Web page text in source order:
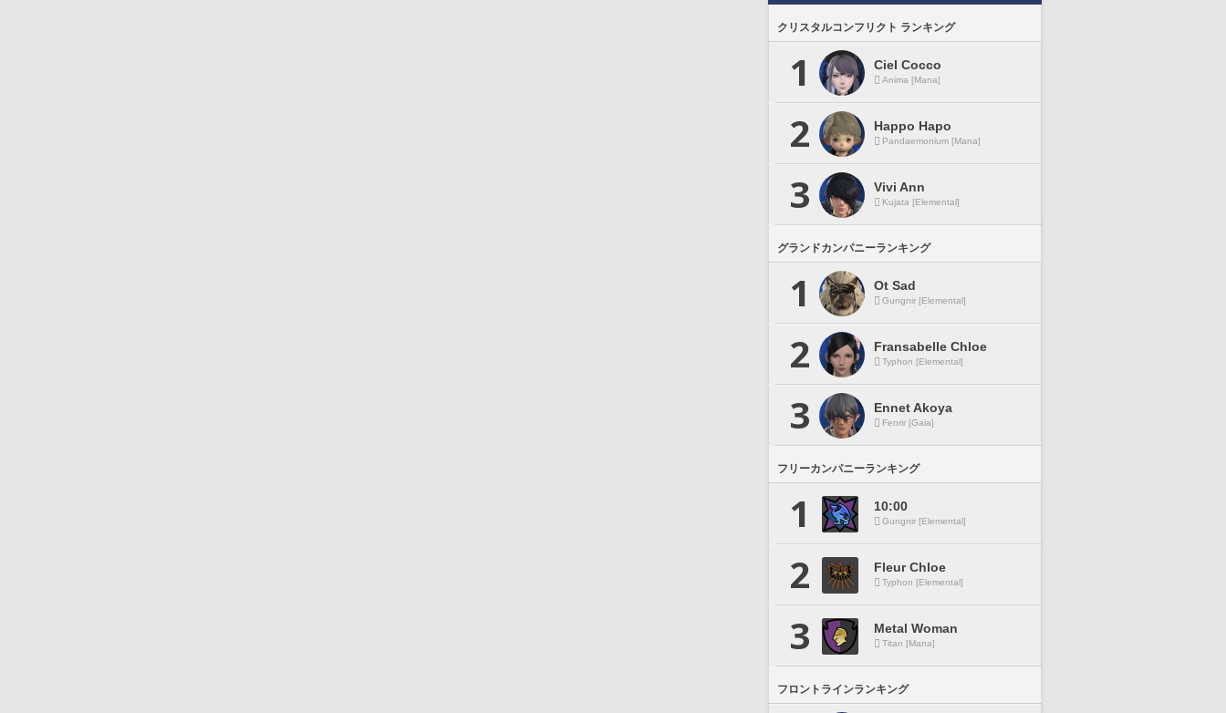
クリスタルコンフリクト ランキング
1 Ciel Cocco
Anima [Mana]
2 Happo Hapo
Pandaemonium [Mana]
3 Vivi Ann
Kujata [Elemental]
グランドカンパニーランキング
1 Ot Sad
Gungnir [Elemental]
2 Fransabelle Chloe
Typhon [Elemental]
3 Ennet Akoya
Fenrir [Gaia]
フリーカンパニーランキング
1 10:00
Gungnir [Elemental]
2 Fleur Chloe
Typhon [Elemental]
3 Metal Woman
Titan [Mana]
フロントラインランキング